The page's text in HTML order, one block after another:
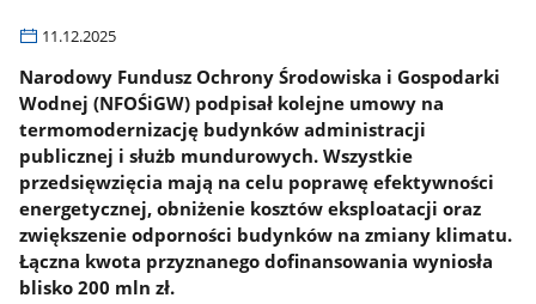
11.12.2025
Narodowy Fundusz Ochrony Środowiska i Gospodarki
Wodnej (NFOŚiGW) podpisał kolejne umowy na
termomodernizację budynków administracji
publicznej i służb mundurowych. Wszystkie
przedsięwzięcia mają na celu poprawę efektywności
energetycznej, obniżenie kosztów eksploatacji oraz
zwiększenie odporności budynków na zmiany klimatu.
Łączna kwota przyznanego dofinansowania wyniosła
blisko 200 mln zł.